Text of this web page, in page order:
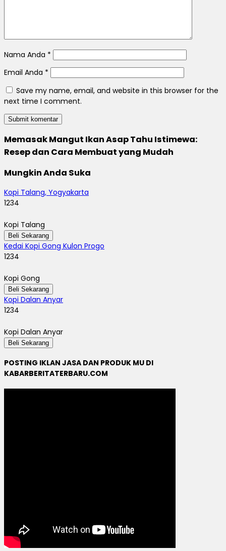
Nama Anda *
Email Anda *
Save my name, email, and website in this browser for the
next time I comment.
Memasak Mangut Ikan Asap Tahu Istimewa:
Resep dan Cara Membuat yang Mudah
Mungkin Anda Suka
Kopi Talang, Yogyakarta
1234
Kopi Talang
Beli Sekarang
Kedai Kopi Gong Kulon Progo
1234
Kopi Gong
Beli Sekarang
Kopi Dalan Anyar
1234
Kopi Dalan Anyar
Beli Sekarang
POSTING IKLAN JASA DAN PRODUK MU DI
KABARBERITATERBARU.COM